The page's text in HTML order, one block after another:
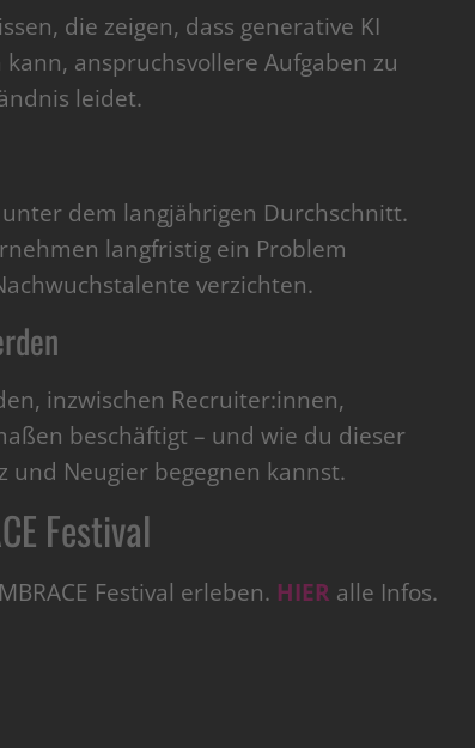
die zeigen, dass generative KI
anspruchsvollere Aufgaben zu
leidet.
dem langjährigen Durchschnitt.
langfristig ein Problem
verzichten.
inzwischen Recruiter:innen,
beschäftigt – und wie du dieser
Neugier begegnen kannst.
Festival
Festival erleben. HIER alle Infos.